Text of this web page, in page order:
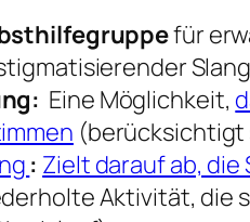
für
Eine Möglichkeit,
(berücksichtigt
: Zielt darauf ab,
Aktivität, die